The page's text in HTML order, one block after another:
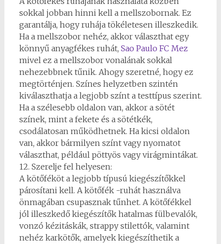
sokkal jobban hinni kell a mellszobornak. Ez
garantálja, hogy ruhája tökéletesen illeszkedik.
Ha a mellszobor nehéz, akkor választhat egy
könnyű anyagfékes ruhát, Sao Paulo FC Mez
mivel ez a mellszobor vonalának sokkal
nehezebbnek tűnik. Ahogy szeretné, hogy ez
megtörténjen. Színes helyzetben szintén
kiválaszthatja a legjobb színt a testtípus szerint.
Ha a szélesebb oldalon van, akkor a sötét
színek, mint a fekete és a sötétkék,
csodálatosan működhetnek. Ha kicsi oldalon
van, akkor bármilyen színt vagy nyomatot
választhat, például pöttyös vagy virágmintákat.
12. Szerelje fel helyesen:
A kötőféköt a legjobb típusú kiegészítőkkel
párosítani kell. A kötőfék -ruhát használva
önmagában csupasznak tűnhet. A kötőfékkel
jól illeszkedő kiegészítők hatalmas fülbevalók,
vonzó kézitáskák, strappy stilettók, valamint
nehéz karkötők, amelyek kiegészíthetik a